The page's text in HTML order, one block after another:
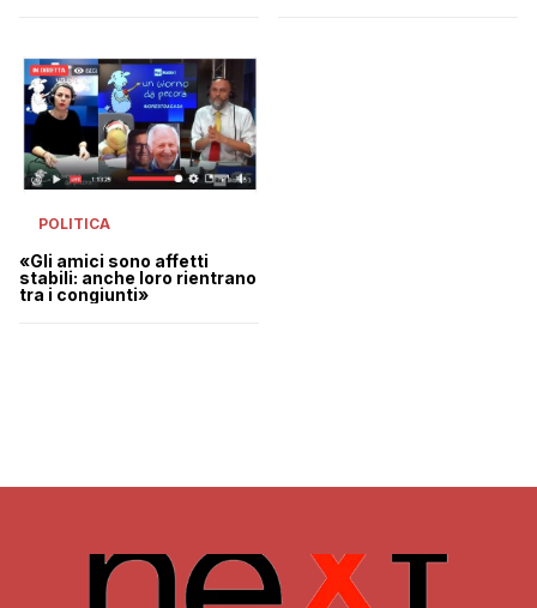
POLITICA
«Gli amici sono affetti
stabili: anche loro rientrano
tra i congiunti»